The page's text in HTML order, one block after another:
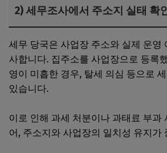
2) 세무조사에서 주소지 실태 확
세무 당국은 사업장 주소와 실제 운영
사합니다. 집주소를 사업장으로 등록
영이 미흡한 경우, 탈세 의심 등으로
있습니다.
이로 인해 과세 처분이나 과태료 부과
어, 주소지와 사업장의 일치성 유지가